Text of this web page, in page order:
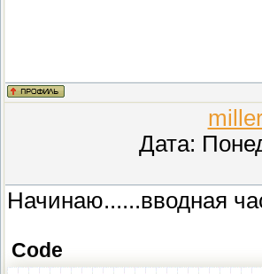
Дата:
Начинаю......вводная
Code